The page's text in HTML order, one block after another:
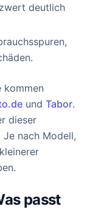
deutlich
kommen
und Tabor.
dieser
nach Modell,
passt